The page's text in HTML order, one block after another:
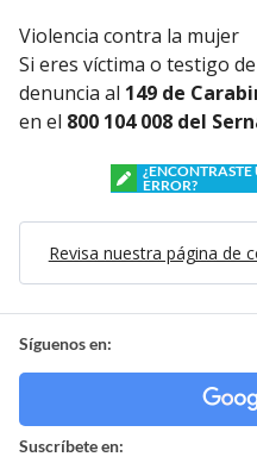
Violencia contra la mujer
Si eres víctima o testigo
denuncia al 149 de
en el 800 104 008 del
¿ENCONTRASTE
ERROR?
Revisa nuestra página de
Síguenos en:
Suscríbete en: